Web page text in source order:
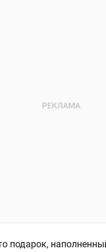
подарок,